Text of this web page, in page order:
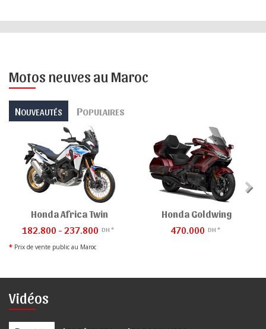
Motos neuves au Maroc
NOUVEAUTÉS POPULAIRES
Honda Africa Twin
182.800 - 237.800 DH *
Honda Goldwing
470.000 DH *
* Prix de vente public au Maroc
Vidéos